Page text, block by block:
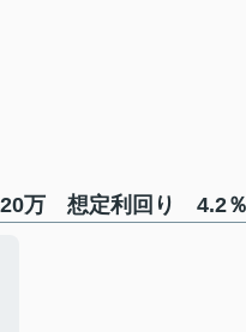
万 想定利回り 4.2